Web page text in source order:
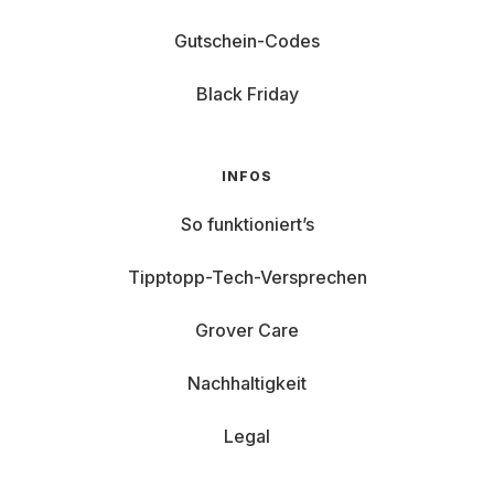
Gutschein-Codes
Black Friday
INFOS
So funktioniert’s
Tipptopp-Tech-Versprechen
Grover Care
Nachhaltigkeit
Legal